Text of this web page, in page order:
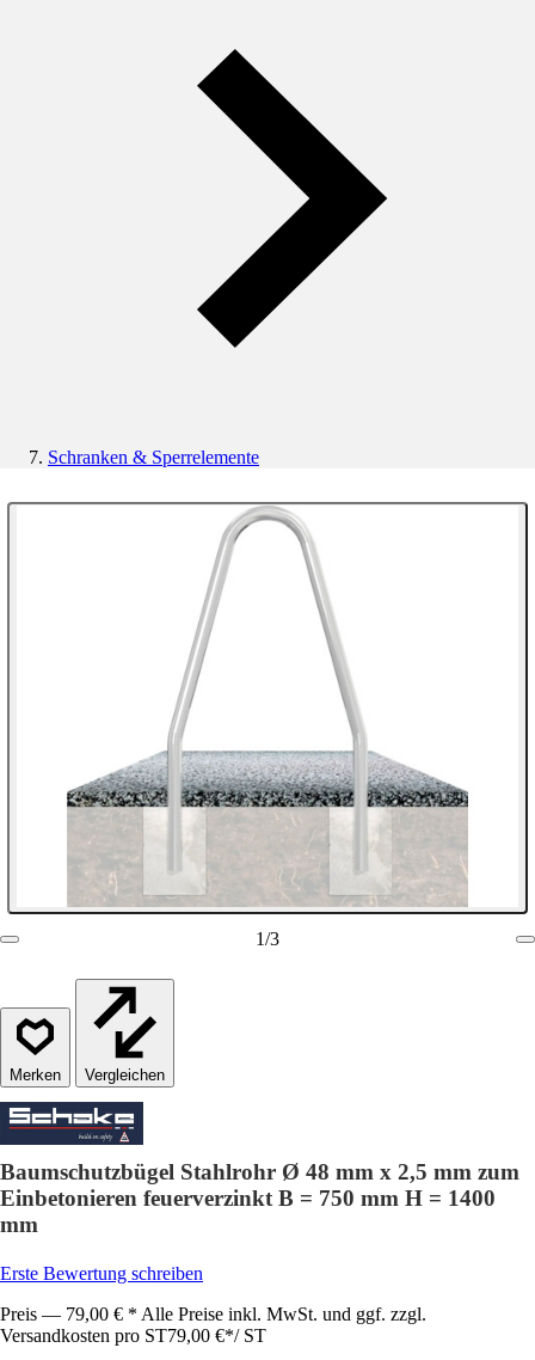
Schranken & Sperrelemente
1/3
Vergleichen
Baumschutzbügel Stahlrohr Ø 48 mm x 2,5 mm zum
Einbetonieren feuerverzinkt B = 750 mm H = 1400
mm
Erste Bewertung schreiben
Preis — 79,00 € * Alle Preise inkl. MwSt. und ggf. zzgl.
Versandkosten pro ST79,00 €*/ ST